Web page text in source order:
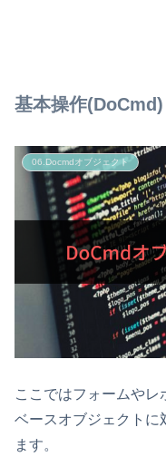
基本操作(DoCmd)
06.Docmdオブジェクト
ここではフォームやレ
ベースオブジェクトに
ます。